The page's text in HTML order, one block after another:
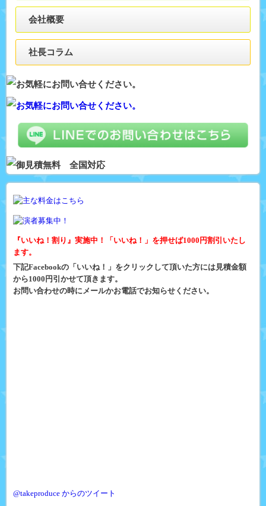
会社概要
社長コラム
『いいね！割り』実施中！「いいね！」を押せば1000円割引いたし
ます。
下記Facebookの「いいね！」をクリックして頂いた方には見積金額
から1000円引かせて頂きます。
お問い合わせの時にメールかお電話でお知らせください。
@takeproduce からのツイート